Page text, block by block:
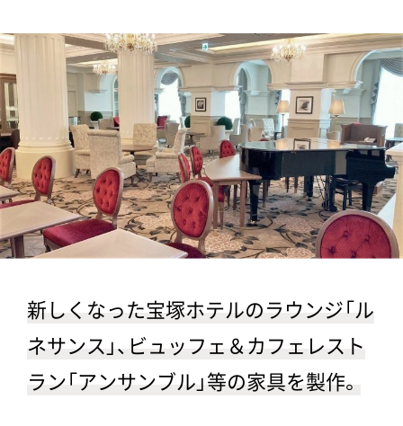
新しくなった宝塚ホテルのラウンジ「ル
ネサンス」、ビュッフェ＆カフェレスト
ラン「アンサンブル」等の家具を製作。